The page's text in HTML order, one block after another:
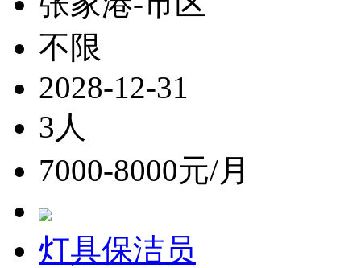
不限
2028-12-31
3人
7000-8000元/月
灯具保洁员